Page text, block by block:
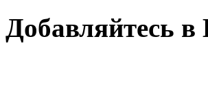
Добавляйтесь